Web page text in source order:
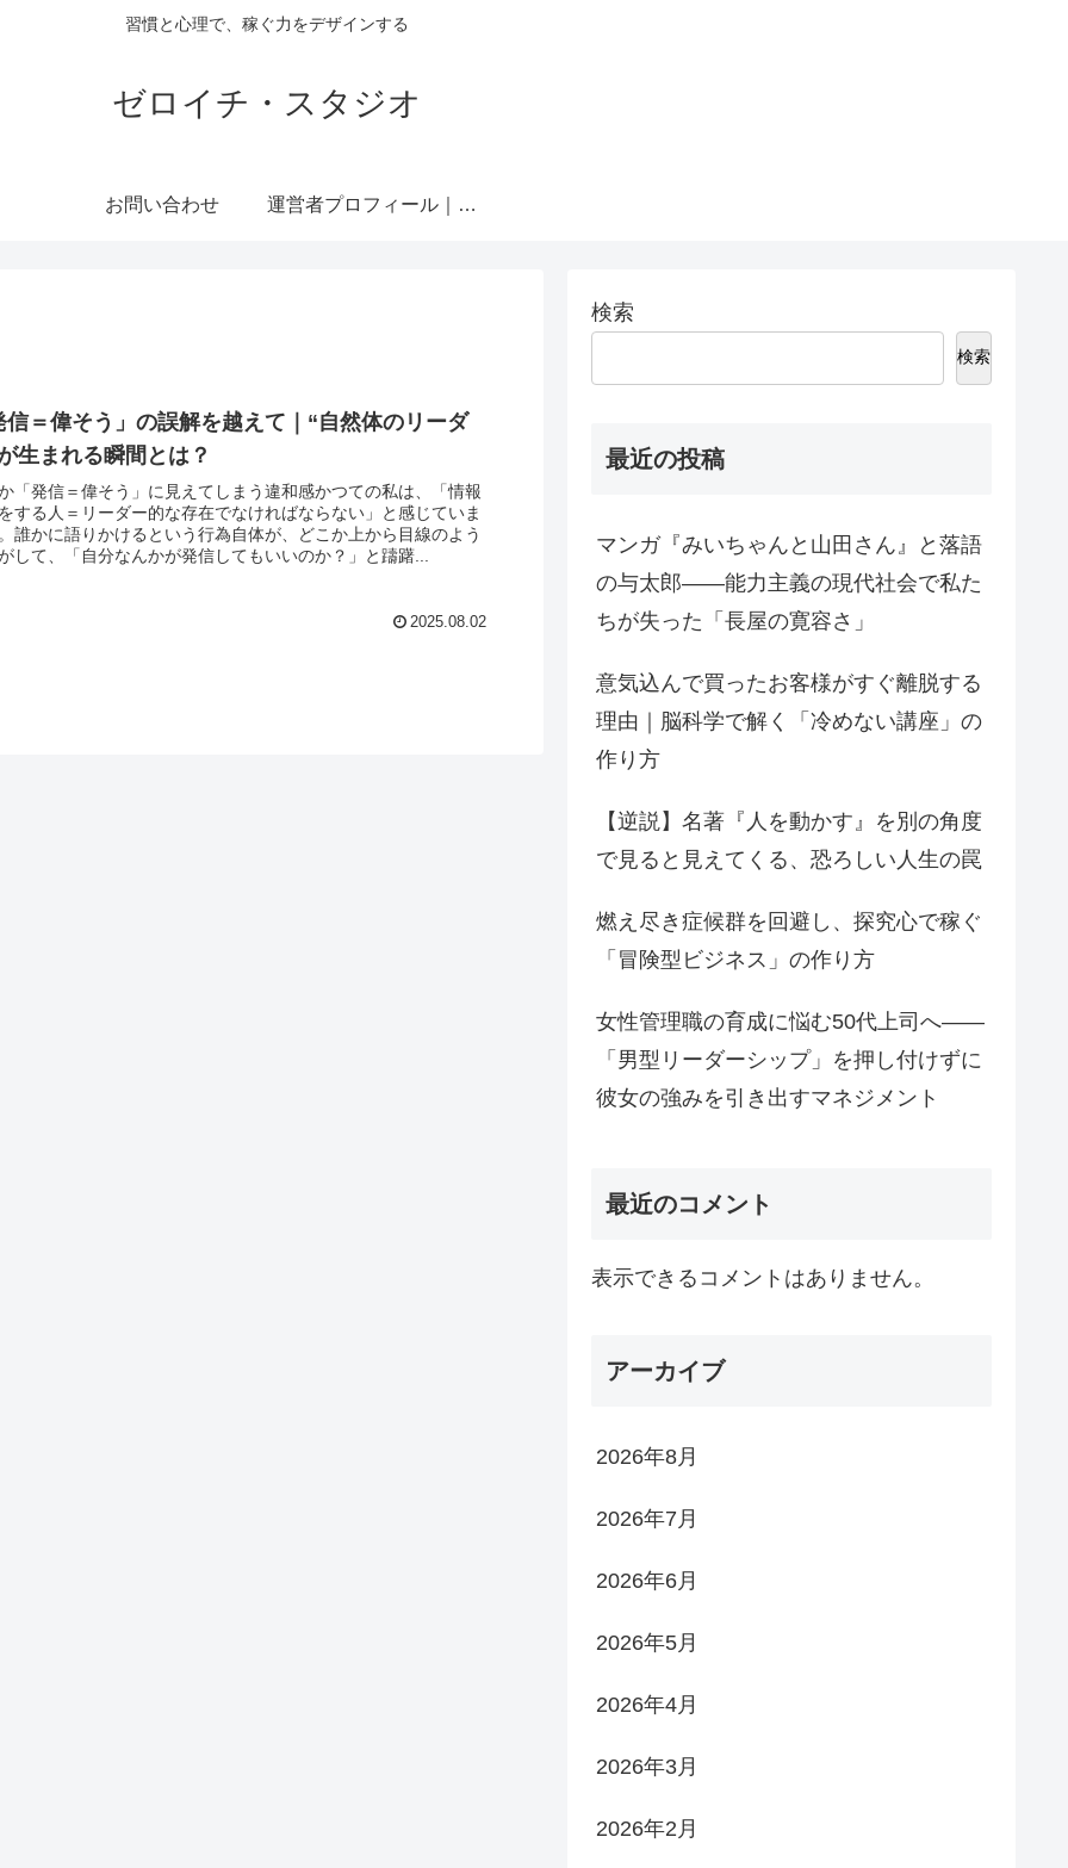
習慣と心理で、稼ぐ力をデザインする
ゼロイチ・スタジオ
お問い合わせ 運営者プロフィール｜ミライジュウ
信＝偉そう」の誤解を越えて｜“自然体のリーダ
生まれる瞬間とは？
「発信＝偉そう」に見えてしまう違和感かつての私は、「情報
する人＝リーダー的な存在でなければならない」と感じていま
誰かに語りかけるという行為自体が、どこか上から目線のよう
して、「自分なんかが発信してもいいのか？」と躊躇...
2025.08.02
検索
検索
最近の投稿
マンガ『みいちゃんと山田さん』と落語
の与太郎——能力主義の現代社会で私た
ちが失った「長屋の寛容さ」
意気込んで買ったお客様がすぐ離脱する
理由｜脳科学で解く「冷めない講座」の
作り方
【逆説】名著『人を動かす』を別の角度
で見ると見えてくる、恐ろしい人生の罠
燃え尽き症候群を回避し、探究心で稼ぐ
「冒険型ビジネス」の作り方
女性管理職の育成に悩む50代上司へ——
「男型リーダーシップ」を押し付けずに
彼女の強みを引き出すマネジメント
最近のコメント
表示できるコメントはありません。
アーカイブ
2026年8月
2026年7月
2026年6月
2026年5月
2026年4月
2026年3月
2026年2月